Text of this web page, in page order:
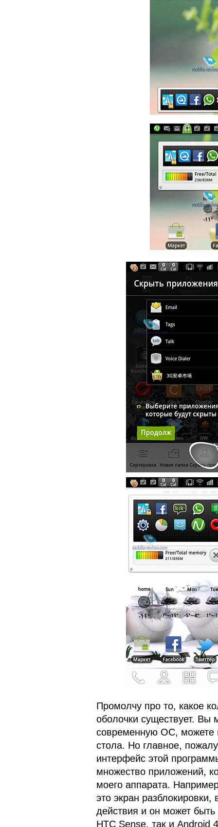
Промолчу про то, какое
оболочки существует. Вы
современную ОС, можете
стола. Но главное,
интерфейс этой
множество приложений,
моего аппарата.
это экран
действия и он может
HTC Sense, так и Android